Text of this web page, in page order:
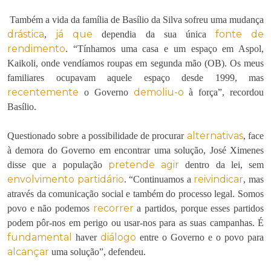
Também a vida da família de Basílio da Silva sofreu uma mudança
drástica, já que dependia da sua única fonte de
rendimento. “Tínhamos uma casa e um espaço em Aspol,
Kaikoli, onde vendíamos roupas em segunda mão (OB). Os meus
familiares ocupavam aquele espaço desde 1999, mas
recentemente o Governo demoliu-o à força”, recordou
Basílio.
Questionado sobre a possibilidade de procurar alternativas, face
à demora do Governo em encontrar uma solução, José Ximenes
disse que a população pretende agir dentro da lei, sem
envolvimento partidário. “Continuamos a reivindicar, mas
através da comunicação social e também do processo legal. Somos
povo e não podemos recorrera partidos, porque esses partidos
podem pôr-nos em perigo ou usar-nos para as suas campanhas. É
fundamental haver diálogo entre o Governo e o povo para
alcançar uma solução”, defendeu.